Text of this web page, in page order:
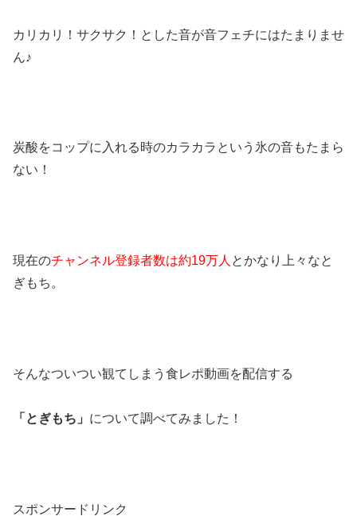
カリカリ！サクサク！とした音が音フェチにはたまりませ
ん♪
炭酸をコップに入れる時のカラカラという氷の音もたまら
ない！
現在のチャンネル登録者数は約19万人 とかなり上々なと
ぎもち。
そんなついつい観てしまう食レポ動画を配信する
「とぎもち」 について調べてみました！
スポンサードリンク